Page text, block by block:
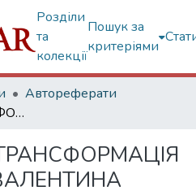
Розділи
та
колекції
Пошук за
критеріями
Автореферати
КІТЧ ТА ЙОГО ТРАНСФОРМАЦІЯ У ТВОРЧОСТІ ВАЛЕНТИНА СИЛЬВЕСТРОВА